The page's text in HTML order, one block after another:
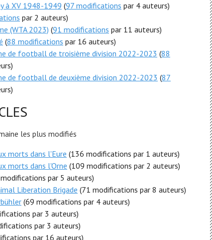
à XV 1948-1949 (97 modifications par 4 auteurs)
par 2 auteurs)
(WTA 2023) (91 modifications par 11 auteurs)
(88 modifications par 16 auteurs)
de football de troisième division 2022-2023 (88
de football de deuxième division 2022-2023 (87
les plus modifiés
morts dans l'Eure (136 modifications par 1 auteurs)
morts dans l'Orne (109 modifications par 2 auteurs)
par 5 auteurs)
Liberation Brigade (71 modifications par 8 auteurs)
(69 modifications par 4 auteurs)
par 3 auteurs)
par 3 auteurs)
par 16 auteurs)